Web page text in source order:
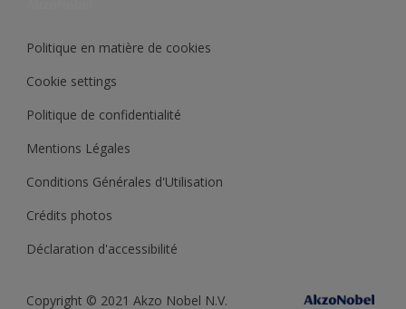
Politique en matière de cookies
Cookie settings
Politique de confidentialité
Mentions Légales
Conditions Générales d'Utilisation
Crédits photos
Déclaration d'accessibilité
Copyright © 2021 Akzo Nobel N.V.